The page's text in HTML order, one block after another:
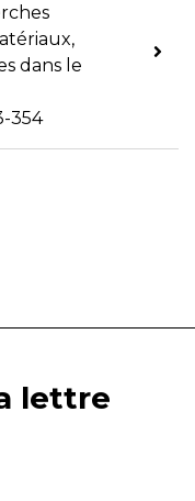
dans le
354
lettre